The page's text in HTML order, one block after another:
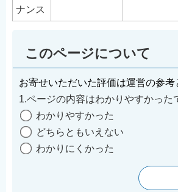
ナンス
このページについて
お寄せいただいた評価は運営の参考
1.ページの内容はわかりやすかった
わかりやすかった
どちらともいえない
わかりにくかった